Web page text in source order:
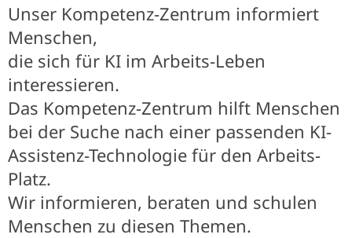
Unser Kompetenz-Zentrum informiert
Menschen,
die sich für KI im Arbeits-Leben
interessieren.
Das Kompetenz-Zentrum hilft Menschen
bei der Suche nach einer passenden KI-
Assistenz-Technologie für den Arbeits-
Platz.
Wir informieren, beraten und schulen
Menschen zu diesen Themen.